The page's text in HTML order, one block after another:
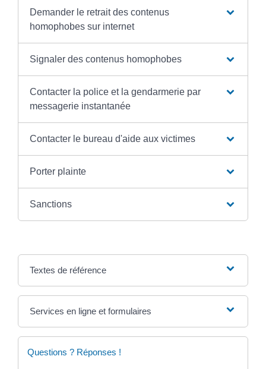
Demander le retrait des contenus
homophobes sur internet
Signaler des contenus homophobes
Contacter la police et la gendarmerie par
messagerie instantanée
Contacter le bureau d'aide aux victimes
Porter plainte
Sanctions
Textes de référence
Services en ligne et formulaires
Questions ? Réponses !